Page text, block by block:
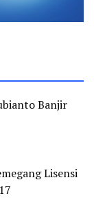
Banjir
Lisensi